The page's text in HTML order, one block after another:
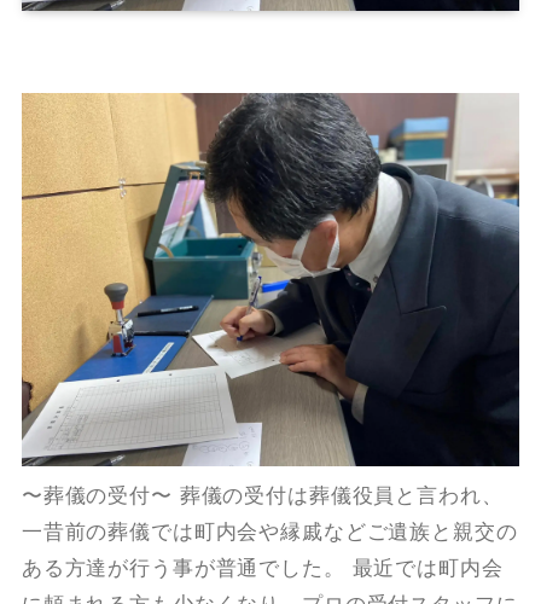
〜葬儀の受付〜 葬儀の受付は葬儀役員と言われ、
一昔前の葬儀では町内会や縁戚などご遺族と親交の
ある方達が行う事が普通でした。 最近では町内会